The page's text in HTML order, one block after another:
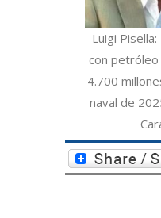
Luigi
con
4.700
naval de